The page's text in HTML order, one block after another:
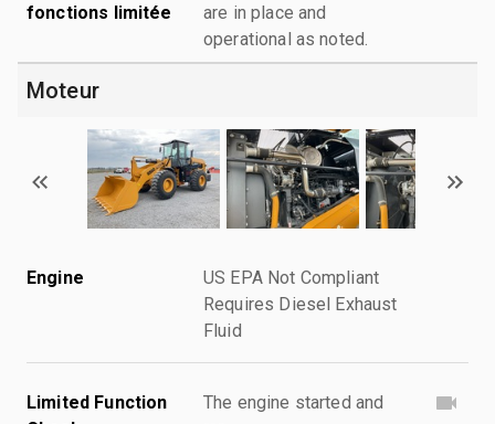
fonctions limitée
are in place and
operational as noted.
Moteur
Engine
US EPA Not Compliant
Requires Diesel Exhaust
Fluid
Limited Function
The engine started and